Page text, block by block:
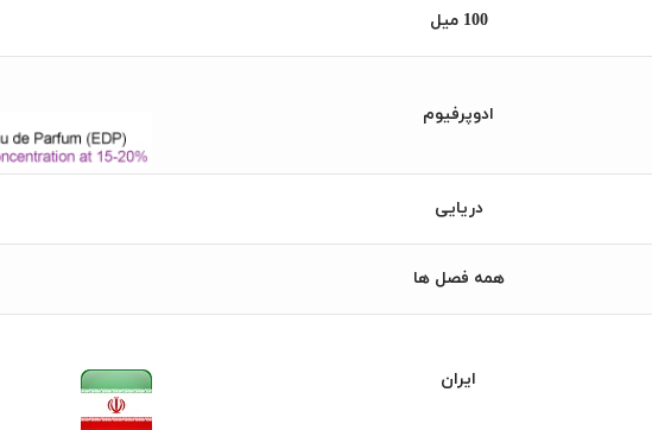
100 میل
ادوپرفیوم
دریایی
همه فصل ها
ایران